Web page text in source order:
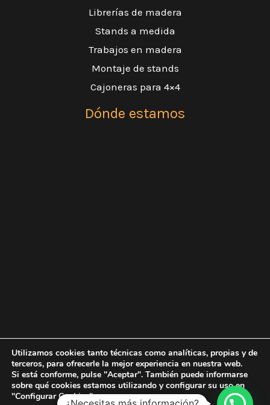
Librerías de madera
Stands a medida
Trabajos en madera
Montaje de stands
Cajoneras para 4×4
Dónde estamos
Copyright © 2026 Elabomon
Utilizamos cookies tanto técnicas como analíticas, propias y de
terceros, para ofrecerle la mejor experiencia en nuestra web.
Si está conforme, pulse "Aceptar". También puede informarse
sobre qué cookies estamos utilizando y configurar su uso en
"Configurar Cookies".